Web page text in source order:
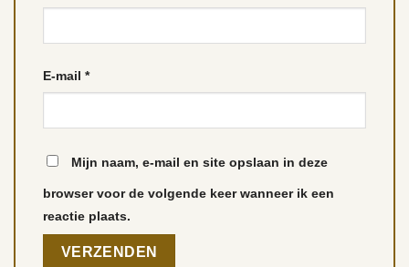
E-mail *
Mijn naam, e-mail en site opslaan in deze
browser voor de volgende keer wanneer ik een
reactie plaats.